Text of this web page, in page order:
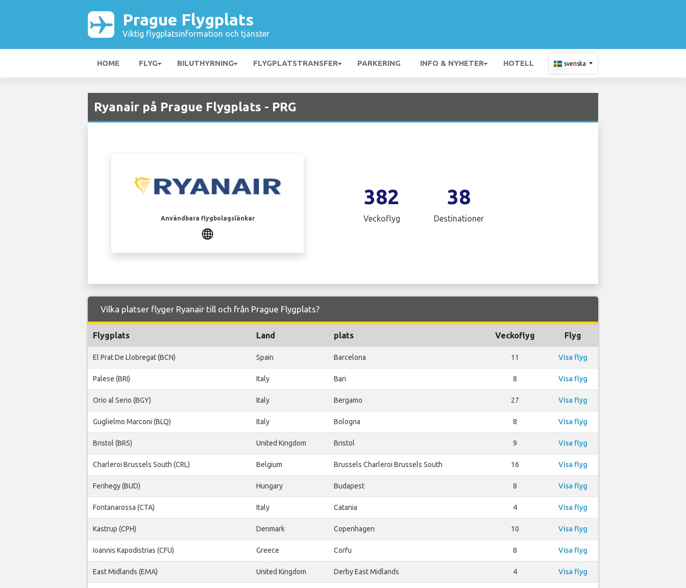
Prague Flygplats
Viktig flygplatsinformation och tjänster
HOME FLYG BILUTHYRNING FLYGPLATSTRANSFER PARKERING INFO & NYHETER HOTELL svenska
Ryanair på Prague Flygplats - PRG
Användbara flygbolagslänkar
382
Veckoflyg
38
Destinationer
Vilka platser flyger Ryanair till och från Prague Flygplats?
Flygplats Land plats Veckoflyg Flyg
El Prat De Llobregat (BCN) Spain Barcelona 11 Visa flyg
Palese (BRI) Italy Bari 8 Visa flyg
Orio al Serio (BGY) Italy Bergamo 27 Visa flyg
Guglielmo Marconi (BLQ) Italy Bologna 8 Visa flyg
Bristol (BRS) United Kingdom Bristol 9 Visa flyg
Charleroi Brussels South (CRL) Belgium Brussels Charleroi Brussels South 16 Visa flyg
Ferihegy (BUD) Hungary Budapest 8 Visa flyg
Fontanarossa (CTA) Italy Catania 4 Visa flyg
Kastrup (CPH) Denmark Copenhagen 10 Visa flyg
Ioannis Kapodistrias (CFU) Greece Corfu 8 Visa flyg
East Midlands (EMA) United Kingdom Derby East Midlands 4 Visa flyg